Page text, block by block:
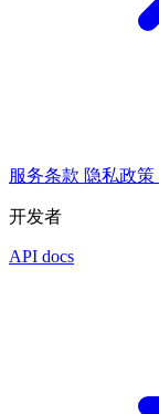
服务条款 隐私政策
开发者
API docs